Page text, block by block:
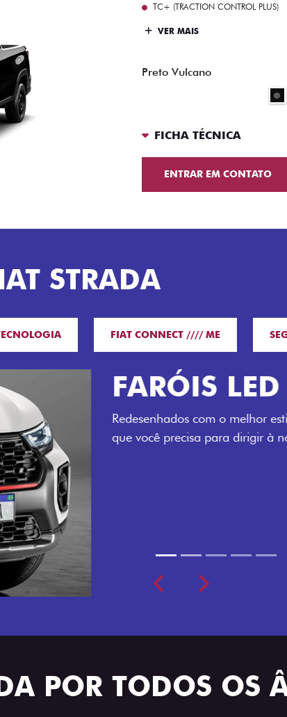
TC+ (TRACTION CONTROL PLUS)
VER MAIS
Preto Vulcano
FICHA TÉCNICA
ENTRAR EM CONTATO
STRADA
FIAT CONNECT //// ME
O
LUGARES
PreviousNext
POR TODOS OS